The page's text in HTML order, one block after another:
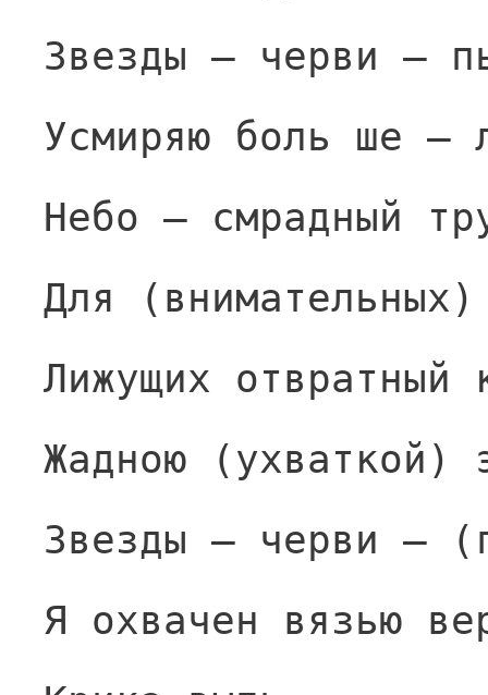
Звезды — черви —
Усмиряю боль ше —
Небо — смрадный
Для (внимательных)
Лижущих отвратный
Жадною (ухваткой)
Звезды — черви —
Я охвачен вязью